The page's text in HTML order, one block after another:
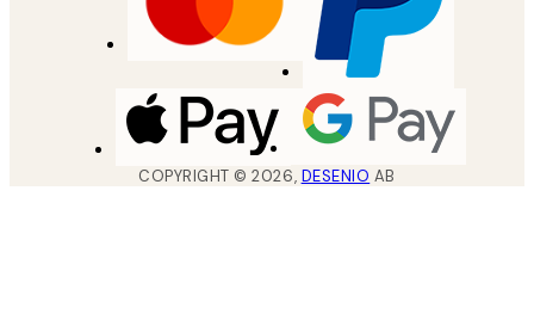
COPYRIGHT ©2026, DESENIO AB